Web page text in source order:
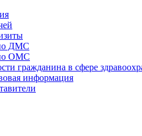
ДМС
ОМС
гражданина в сфере
информация